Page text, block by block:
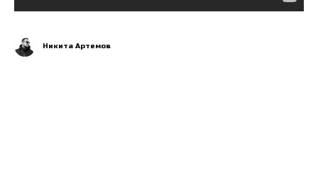
Никита Артемов